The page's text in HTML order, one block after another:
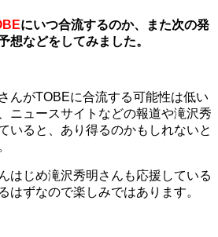
にいつ合流するのか、また次の発
想などをしてみました。
んがTOBEに合流する可能性は低い
ニュースサイトなどの報道や滝沢秀
いると、あり得るのかもしれないと
はじめ滝沢秀明さんも応援している
はずなので楽しみではあります。